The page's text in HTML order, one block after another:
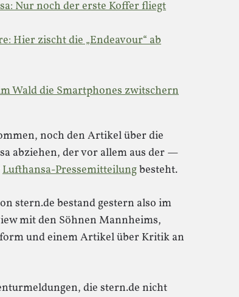
Nur noch der erste Koffer fliegt
Hier zischt die „Endeavour“ ab
Wald die Smartphones zwitschern
noch den Artikel über die
abziehen, der vor allem aus der —
Lufthansa-Pressemitteilungbesteht.
stern.de bestand gestern also im
mit den Söhnen Mannheims,
und einem Artikel über Kritik an
die stern.de nicht